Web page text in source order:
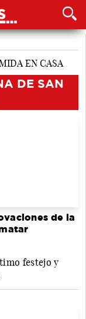
DE SAN
de la
festejo y